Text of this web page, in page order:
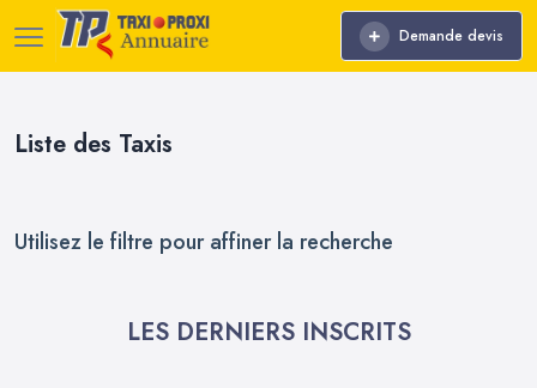
Demande devis
Liste des Taxis
Utilisez le filtre pour affiner la recherche
LES DERNIERS INSCRITS